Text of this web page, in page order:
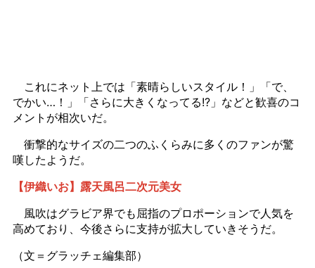
これにネット上では「素晴らしいスタイル！」「で、
でかい…！」「さらに大きくなってる!?」などと歓喜のコ
メントが相次いだ。
衝撃的なサイズの二つのふくらみに多くのファンが驚
嘆したようだ。
【伊織いお】露天風呂二次元美女
風吹はグラビア界でも屈指のプロポーションで人気を
高めており、今後さらに支持が拡大していきそうだ。
（文＝グラッチェ編集部）